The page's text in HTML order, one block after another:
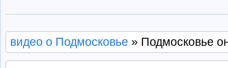
видео о Подмосковье » Подмосковье